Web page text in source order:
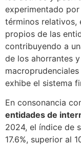
experimentado
términos relativos,
propios de las
contribuyendo a
de los ahorrantes
exhibe el sistema
En consonancia
entidades de
2024, el índice de
17.6%, superior al